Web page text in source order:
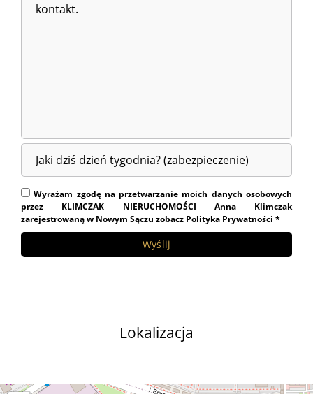
Wyrażam zgodę na przetwarzanie moich danych osobowych
przez KLIMCZAK NIERUCHOMOŚCI Anna Klimczak
zarejestrowaną w Nowym Sączu zobacz Polityka Prywatności *
Lokalizacja